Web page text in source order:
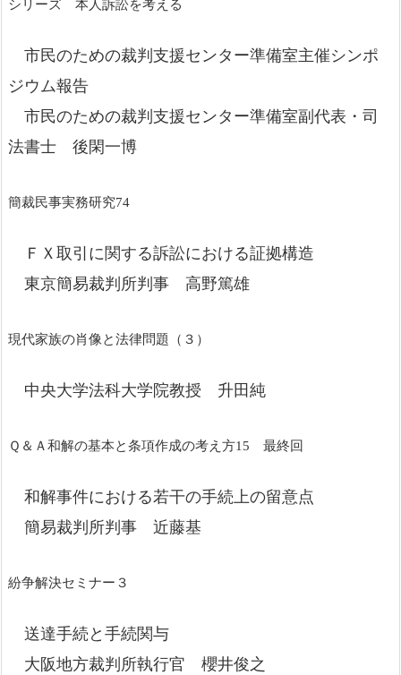
シリーズ 本人訴訟を考える
市民のための裁判支援センター準備室主催シンポ
ジウム報告
市民のための裁判支援センター準備室副代表・司
法書士 後閑一博
簡裁民事実務研究74
ＦＸ取引に関する訴訟における証拠構造
東京簡易裁判所判事 高野篤雄
現代家族の肖像と法律問題（３）
中央大学法科大学院教授 升田純
Ｑ＆Ａ和解の基本と条項作成の考え方15 最終回
和解事件における若干の手続上の留意点
簡易裁判所判事 近藤基
紛争解決セミナー３
送達手続と手続関与
大阪地方裁判所執行官 櫻井俊之